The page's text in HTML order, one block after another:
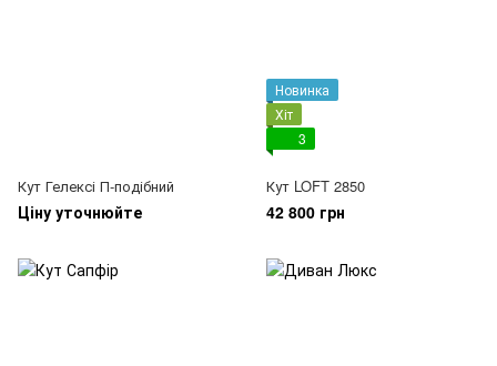
Кут Гелексі П-подібний
Ціну уточнюйте
Новинка
Хіт
3
Кут LOFT 2850
42 800 грн